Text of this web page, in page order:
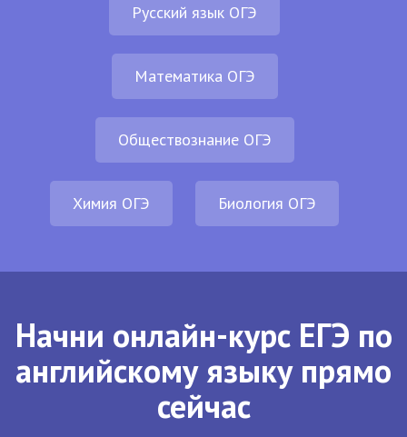
Русский язык ОГЭ
Математика ОГЭ
Обществознание ОГЭ
Химия ОГЭ Биология ОГЭ
Начни онлайн-курс ЕГЭ по
английскому языку прямо
сейчас